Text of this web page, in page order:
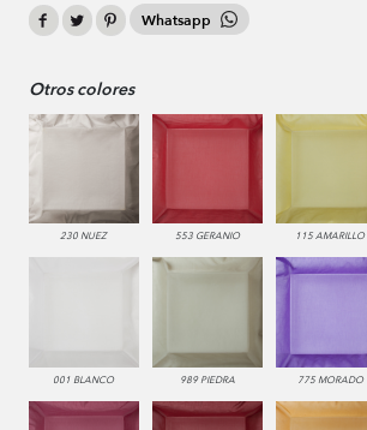
Whatsapp
Otros colores
230 NUEZ 553 GERANIO 115 AMARILLO
001 BLANCO 989 PIEDRA 775 MORADO